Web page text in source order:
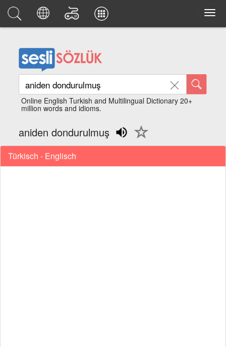
Online English Turkish and Multilingual Dictionary 20+
million words and idioms.
aniden dondurulmuş
Türkisch - Englisch